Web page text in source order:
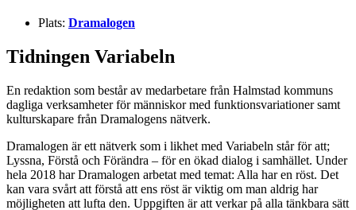
Plats: Dramalogen
Tidningen Variabeln
En redaktion som består av medarbetare från Halmstad kommuns
dagliga verksamheter för människor med funktionsvariationer samt
kulturskapare från Dramalogens nätverk.
Dramalogen är ett nätverk som i likhet med Variabeln står för att;
Lyssna, Förstå och Förändra – för en ökad dialog i samhället. Under
hela 2018 har Dramalogen arbetat med temat: Alla har en röst. Det
kan vara svårt att förstå att ens röst är viktig om man aldrig har
möjligheten att lufta den. Uppgiften är att verkar på alla tänkbara sätt